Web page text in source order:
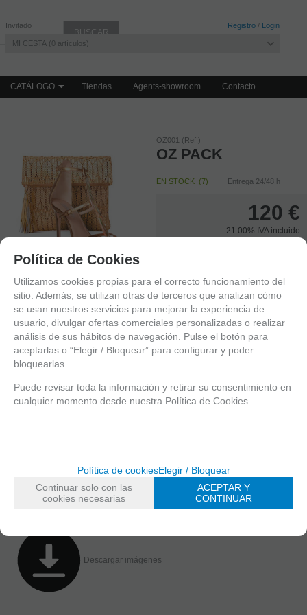
Invitado Registro / Login
MI CESTA 0 artículos
CATÁLOGO Tiendas Agents-showroom Contacto
OZ001 (Ref.)
OZ PACK
EN STOCK (7) Entrega 24/48 h
120 €
21.00% IVA incluido
AÑADIR A CESTA
Solicitar más info Recomendar
Valorar Imprimir
Descargar imágenes
Política de Cookies
Utilizamos cookies propias para el correcto funcionamiento del
sitio. Además, se utilizan otras de terceros que analizan cómo
se usan nuestros servicios para mejorar la experiencia de
usuario, divulgar ofertas comerciales personalizadas o realizar
análisis de sus hábitos de navegación. Pulse el botón para
aceptarlas o “Elegir / Bloquear” para configurar y poder
bloquearlas.
Puede revisar toda la información y retirar su consentimiento en
cualquier momento desde nuestra Política de Cookies.
Política de cookiesElegir / Bloquear
Continuar solo con las
cookies necesarias
ACEPTAR Y
CONTINUAR